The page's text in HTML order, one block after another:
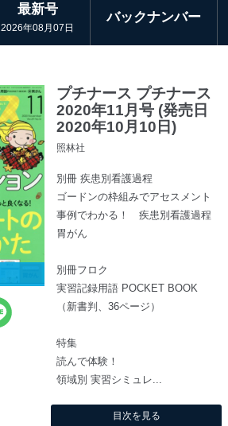
最新号
2026年08月07日
バックナンバー
プチナース プチナース
2020年11月号 (発売日
2020年10月10日)
照林社
別冊 疾患別看護過程
ゴードンの枠組みでアセスメント
事例でわかる！ 疾患別看護過程
胃がん
別冊フロク
実習記録用語 POCKET BOOK
（新書判、36ページ）
特集
読んで体験！
領域別 実習シミュレ...
目次を見る